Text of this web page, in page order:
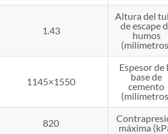
1.43
Altura del
de escape
humos
1145×1550
Espesor de
base de
cemento
820
máxima